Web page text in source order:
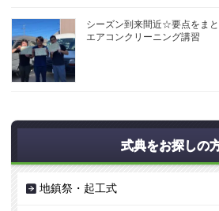
シーズン到来間近☆要点をま
エアコンクリーニング講習
式典をお探しの
地鎮祭・起工式